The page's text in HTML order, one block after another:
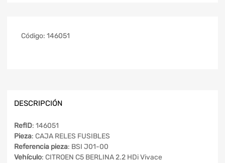
Código: 146051
DESCRIPCIÓN
RefID: 146051
Pieza: CAJA RELES FUSIBLES
Referencia pieza: BSI J01-00
Vehículo: CITROEN C5 BERLINA 2.2 HDi Vivace